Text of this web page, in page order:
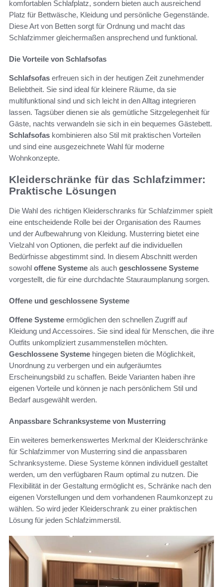
komfortablen Schlafplatz, sondern bieten auch ausreichend
Platz für Bettwäsche, Kleidung und persönliche Gegenstände.
Diese Art von Betten sorgt für Ordnung und macht das
Schlafzimmer gleichermaßen ansprechend und funktional.
Die Vorteile von Schlafsofas
Schlafsofas erfreuen sich in der heutigen Zeit zunehmender
Beliebtheit. Sie sind ideal für kleinere Räume, da sie
multifunktional sind und sich leicht in den Alltag integrieren
lassen. Tagsüber dienen sie als gemütliche Sitzgelegenheit für
Gäste, nachts verwandeln sie sich in ein bequemes Gästebett.
Schlafsofas kombinieren also Stil mit praktischen Vorteilen
und sind eine ausgezeichnete Wahl für moderne
Wohnkonzepte.
Kleiderschränke für das Schlafzimmer:
Praktische Lösungen
Die Wahl des richtigen Kleiderschranks für Schlafzimmer spielt
eine entscheidende Rolle bei der Organisation des Raumes
und der Aufbewahrung von Kleidung. Musterring bietet eine
Vielzahl von Optionen, die perfekt auf die individuellen
Bedürfnisse abgestimmt sind. In diesem Abschnitt werden
sowohl offene Systeme als auch geschlossene Systeme
vorgestellt, die für eine durchdachte Stauraumplanung sorgen.
Offene und geschlossene Systeme
Offene Systeme ermöglichen den schnellen Zugriff auf
Kleidung und Accessoires. Sie sind ideal für Menschen, die ihre
Outfits unkompliziert zusammenstellen möchten.
Geschlossene Systeme hingegen bieten die Möglichkeit,
Unordnung zu verbergen und ein aufgeräumtes
Erscheinungsbild zu schaffen. Beide Varianten haben ihre
eigenen Vorteile und können je nach persönlichem Stil und
Bedarf ausgewählt werden.
Anpassbare Schranksysteme von Musterring
Ein weiteres bemerkenswertes Merkmal der Kleiderschränke
für Schlafzimmer von Musterring sind die anpassbaren
Schranksysteme. Diese Systeme können individuell gestaltet
werden, um den verfügbaren Raum optimal zu nutzen. Die
Flexibilität in der Gestaltung ermöglicht es, Schränke nach den
eigenen Vorstellungen und dem vorhandenen Raumkonzept zu
wählen. So wird jeder Kleiderschrank zu einer praktischen
Lösung für jeden Schlafzimmerstil.